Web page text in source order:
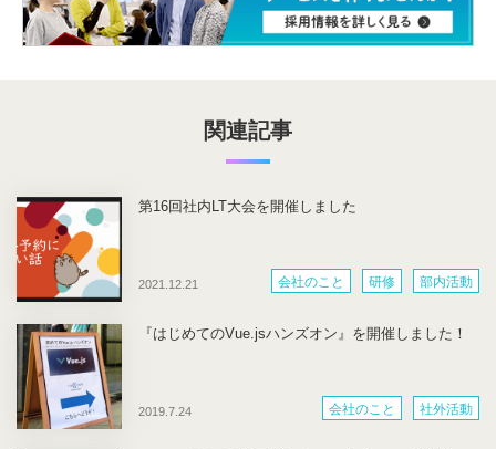
関連記事
2021.12.21
第16回社内LT大会を開催しました
会社のこと 研修 部内活動
2019.7.24
『はじめてのVue.jsハンズオン』を開催しました！
会社のこと 社外活動